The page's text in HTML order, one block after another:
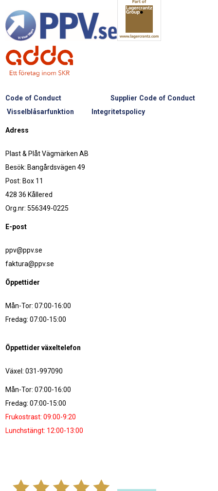
Code of Conduct
Supplier Code of Conduct
Visselblåsarfunktion
Integritetspolicy
Adress
Plast & Plåt Vägmärken AB
Besök: Bangårdsvägen 49
Post: Box 11
428 36 Kållered
Org.nr: 556349-0225
E-post
ppv@ppv.se
faktura@ppv.se
Öppettider
Mån-Tor: 07:00-16:00
Fredag: 07:00-15:00
Öppettider växeltelefon
Växel: 031-997090
Mån-Tor: 07:00-16:00
Fredag: 07:00-15:00
Frukostrast: 09:00-9:20
Lunchstängt: 12:00-13:00